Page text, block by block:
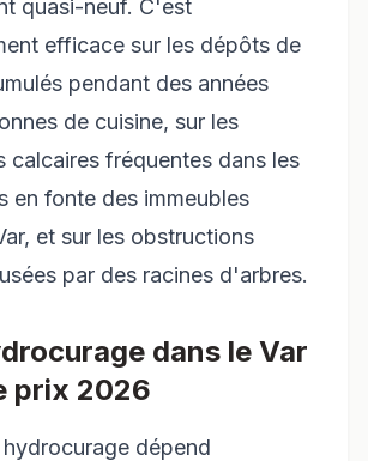
quasi-neuf. C'est
efficace sur les dépôts de
pendant des années
de cuisine, sur les
calcaires fréquentes dans les
en fonte des immeubles
et sur les obstructions
par des racines d'arbres.
dans le Var
prix 2026
dépend